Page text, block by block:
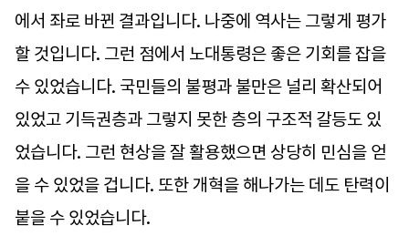
에서 좌로 바뀐 결과입니다. 나중에 역사는 그렇게 평가
할 것입니다. 그런 점에서 노대통령은 좋은 기회를 잡을
수 있었습니다. 국민들의 불평과 불만은 널리 확산되어
있었고 기득권층과 그렇지 못한 층의 구조적 갈등도 있
었습니다. 그런 현상을 잘 활용했으면 상당히 민심을 얻
을 수 있었을 겁니다. 또한 개혁을 해나가는 데도 탄력이
붙을 수 있었습니다.